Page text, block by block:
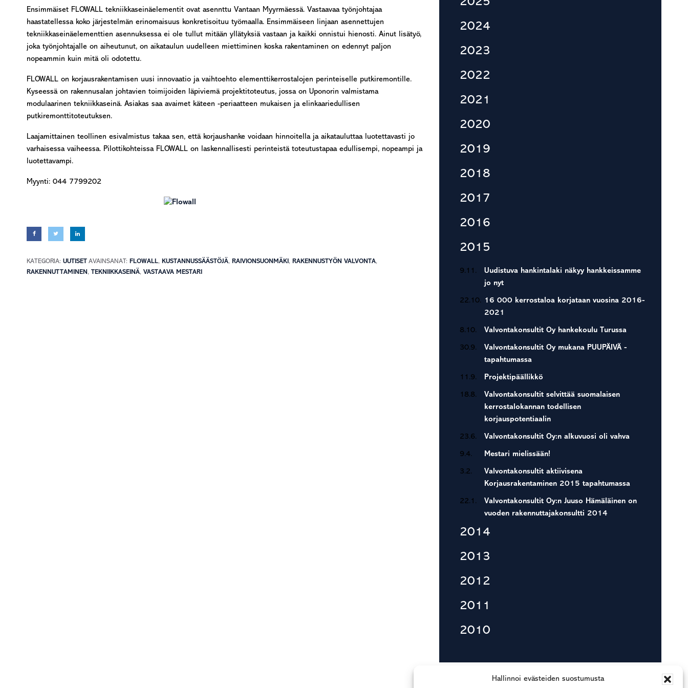
Hallinnoi evästeiden suostumusta
Ensimmäiset FLOWALL tekniikkaseinäelementit ovat asennttu Vantaan Myyrmäessä. Vastaavaa työnjohtajaa
haastatellessa koko järjestelmän erinomaisuus konkretisoituu työmaalla. Ensimmäiseen linjaan asennettujen
tekniikkaseinäelementtien asennuksessa ei ole tullut mitään yllätyksiä vastaan ja kaikki onnistui hienosti. Ainut lisätyö,
joka työnjohtajalle on aiheutunut, on aikataulun uudelleen miettiminen koska rakentaminen on edennyt paljon
nopeammin kuin mitä oli odotettu.
FLOWALL on korjausrakentamisen uusi innovaatio ja vaihtoehto elementtikerrostalojen perinteiselle putkiremontille.
Kyseessä on rakennusalan johtavien toimijoiden läpiviemä projektitoteutus, jossa on Uponorin valmistama
modulaarinen tekniikkaseinä. Asiakas saa avaimet käteen -periaatteen mukaisen ja elinkaariedullisen
putkiremonttitoteutuksen.
Laajamittainen teollinen esivalmistus takaa sen, että korjaushanke voidaan hinnoitella ja aikatauluttaa luotettavasti jo
varhaisessa vaiheessa. Pilottikohteissa FLOWALL on laskennallisesti perinteistä toteutustapaa edullisempi, nopeampi ja
luotettavampi.
Myynti: 044 7799202
KATEGORIA: UUTISET AVAINSANAT: FLOWALL, KUSTANNUSSÄÄSTÖJÄ, RAIVIONSUONMÄKI , RAKENNUSTYÖN VALVONTA,
RAKENNUTTAMINEN , TEKNIIKKASEINÄ, VASTAAVA MESTARI
2024
2023
2022
2021
2020
2019
2018
2017
2016
2015
9.11.
Uudistuva hankintalaki näkyy hankkeissamme
jo nyt
22.10. 16 000 kerrostaloa korjataan vuosina 2016-
2021
8.10. Valvontakonsultit Oy hankekoulu Turussa
30.9.
Valvontakonsultit Oy mukana PUUPÄIVÄ -
tapahtumassa
11.9. Projektipäällikkö
18.8.
Valvontakonsultit selvittää suomalaisen
kerrostalokannan todellisen
korjauspotentiaalin
23.6. Valvontakonsultit Oy:n alkuvuosi oli vahva
9.4. Mestari mielissään!
3.2.
Valvontakonsultit aktiivisena
Korjausrakentaminen 2015 tapahtumassa
22.1.
Valvontakonsultit Oy:n Juuso Hämäläinen on
vuoden rakennuttajakonsultti 2014
2014
2013
2012
2011
2010